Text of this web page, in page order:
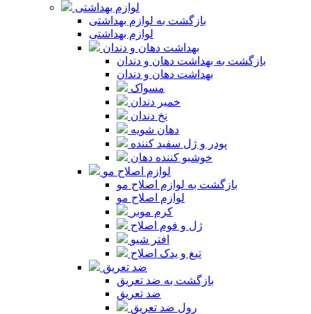
لوازم بهداشتی
بازگشت به لوازم بهداشتی
لوازم بهداشتی
بهداشت دهان و دندان
بازگشت به بهداشت دهان و دندان
بهداشت دهان و دندان
مسواک
خمیر دندان
نخ دندان
دهان شویه
پودر و ژل سفید کننده
خوشبو کننده دهان
لوازم اصلاح مو
بازگشت به لوازم اصلاح مو
لوازم اصلاح مو
کرم موبر
ژل و فوم اصلاح
افتر شیو
تیغ و یدک اصلاح
ضد تعریق
بازگشت به ضد تعریق
ضد تعریق
رول ضد تعریق